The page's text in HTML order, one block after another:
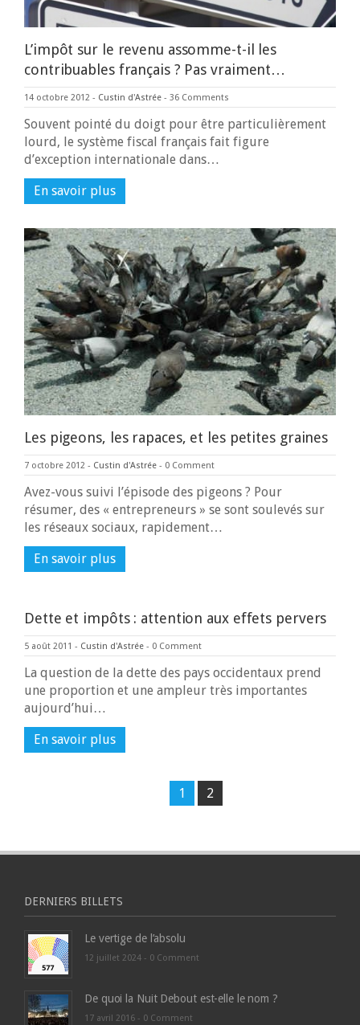
L’impôt sur le revenu assomme-t-il les
contribuables français ? Pas vraiment…
14 octobre 2012 - Custin d'Astrée - 36 Comments
Souvent pointé du doigt pour être particulièrement
lourd, le système fiscal français fait figure
d’exception internationale dans…
En savoir plus
Les pigeons, les rapaces, et les petites graines
7 octobre 2012 - Custin d'Astrée - 0 Comment
Avez-vous suivi l’épisode des pigeons ? Pour
résumer, des « entrepreneurs » se sont soulevés sur
les réseaux sociaux, rapidement…
En savoir plus
Dette et impôts : attention aux effets pervers
5 août 2011 - Custin d'Astrée - 0 Comment
La question de la dette des pays occidentaux prend
une proportion et une ampleur très importantes
aujourd’hui…
En savoir plus
1 2
DERNIERS BILLETS
Le vertige de l’absolu
12 juillet 2024 - 0 Comment
De quoi la Nuit Debout est-elle le nom ?
17 avril 2016 - 0 Comment